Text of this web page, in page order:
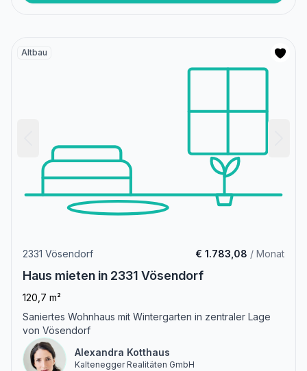
Altbau
2331 Vösendorf € 1.783,08 / Monat
Haus mieten in 2331 Vösendorf
120,7 m²
Saniertes Wohnhaus mit Wintergarten in zentraler Lage
von Vösendorf
Alexandra Kotthaus
Kaltenegger Realitäten GmbH